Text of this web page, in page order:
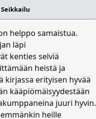
Seikkailu
helppo samaistua.
läpi
kenties selviä
heistä ja
kirjassa erityisen hyvää
kääpiömäisyydestään
juuri hyvin.
heille